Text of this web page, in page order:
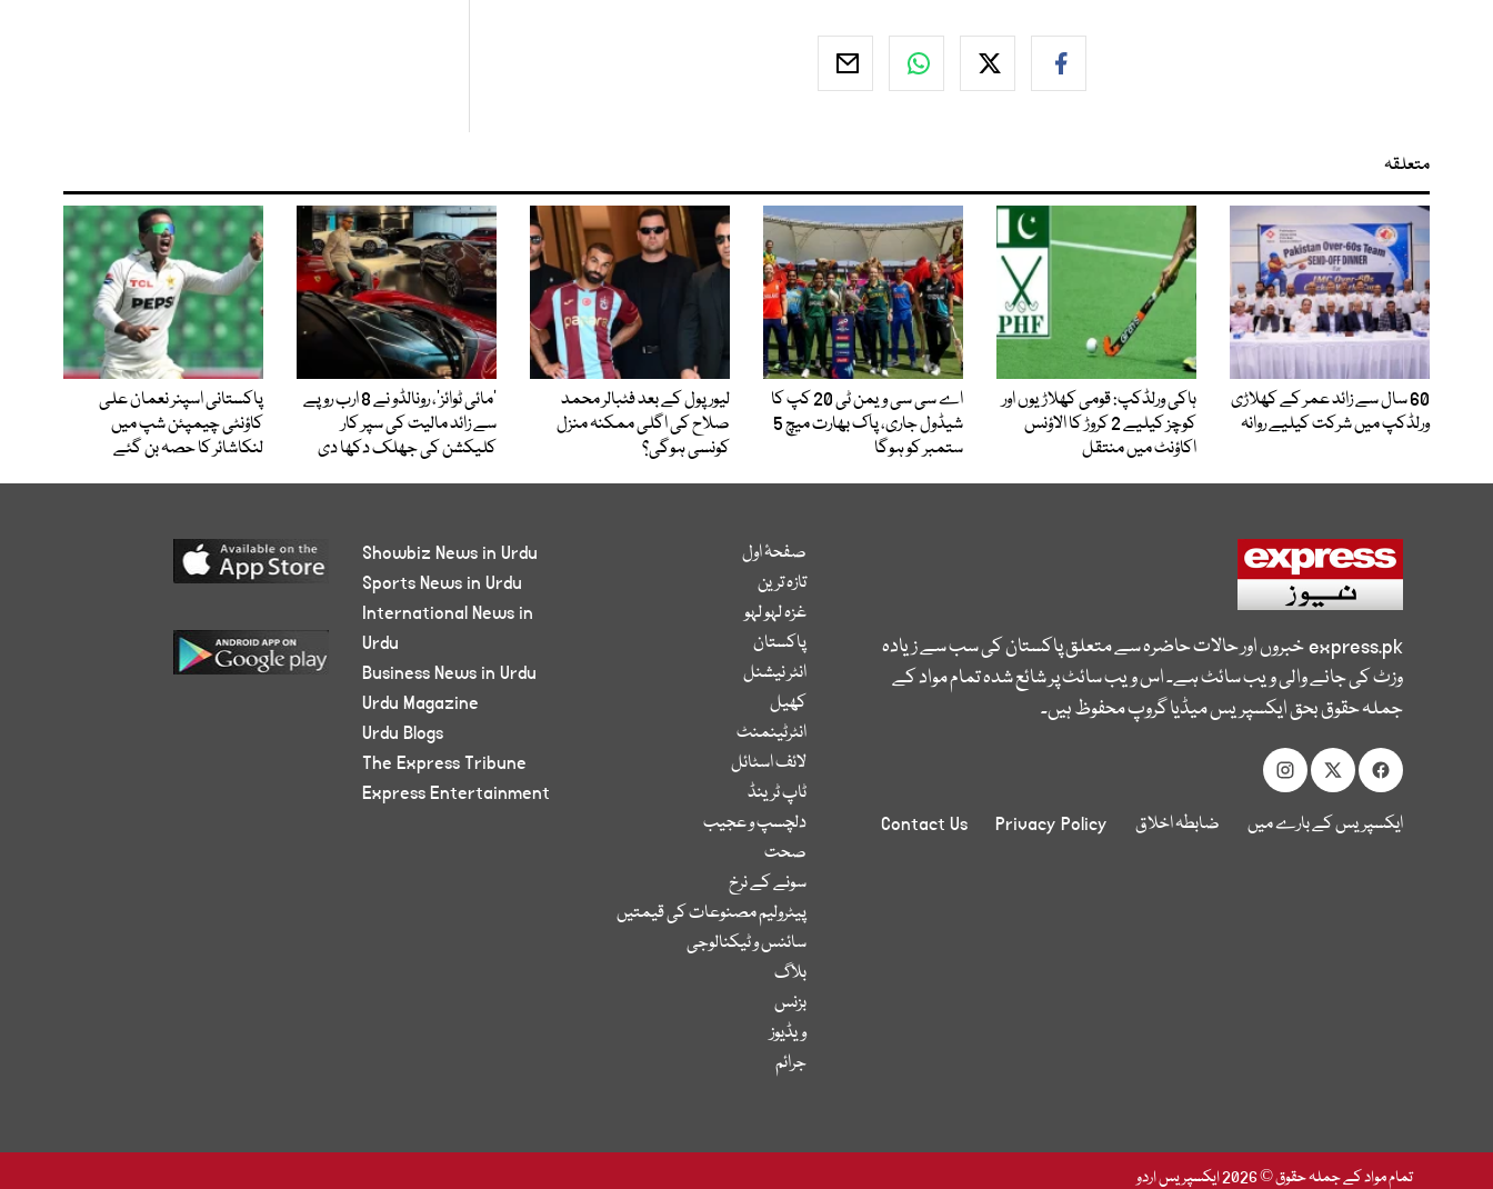
متعلقہ
60 سال سے زائد عمر کے کھلاڑی
ورلڈکپ میں شرکت کیلیے روانہ
ہاکی ورلڈکپ: قومی کھلاڑیوں اور
کوچز کیلیے 2 کروڑ کا الاؤنس
اکاؤنٹ میں منتقل
اے سی سی ویمن ٹی 20 کپ کا
شیڈول جاری، پاک بھارت میچ 5
ستمبر کو ہوگا
لیور پول کے بعد فٹبالر محمد
صلاح کی اگلی ممکنہ منزل
کونسی ہوگی؟
’مائی ٹوائز‘، رونالڈو نے 8 ارب روپے
سے زائد مالیت کی سپر کار
کلیکشن کی جھلک دکھا دی
پاکستانی اسپنر نعمان علی
کاؤنٹی چیمپئن شپ میں
لنکاشائر کا حصہ بن گئے
express.pkخبروں اور حالات حاضرہ سے متعلق پاکستان کی سب سے زیادہ
وزٹ کی جانے والی ویب سائٹ ہے۔ اس ویب سائٹ پر شائع شدہ تمام مواد کے
جملہ حقوق بحق ایکسپریس میڈیا گروپ محفوظ ہیں۔
ایکسپریس کے بارے میں ضابطہ اخلاق Privacy Policy
Contact Us
صفحۂ اول
تازہ ترین
غزہ لہو لہو
پاکستان
انٹر نیشنل
کھیل
انٹرٹینمنٹ
لائف اسٹائل
ٹاپ ٹرینڈ
دلچسپ و عجیب
صحت
سونے کے نرخ
پیٹرولیم مصنوعات کی قیمتیں
سائنس و ٹیکنالوجی
بلاگ
بزنس
ویڈیوز
جرائم
Showbiz News in Urdu
Sports News in Urdu
International News in
Urdu
Business News in Urdu
Urdu Magazine
Urdu Blogs
The Express Tribune
Express Entertainment
تمام مواد کے جملہ حقوق © 2026 ایکسپریس اردو